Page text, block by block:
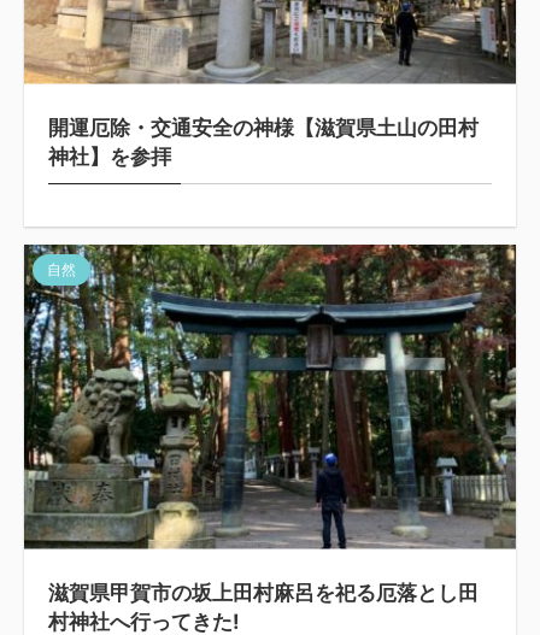
開運厄除・交通安全の神様【滋賀県土山の田村
神社】を参拝
自然
滋賀県甲賀市の坂上田村麻呂を祀る厄落とし田
村神社へ行ってきた!